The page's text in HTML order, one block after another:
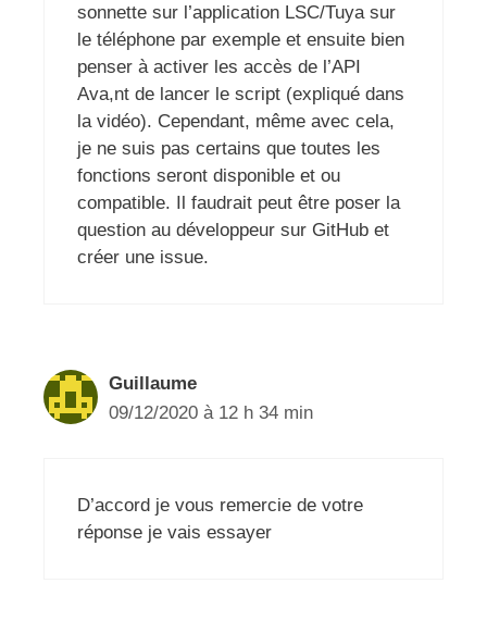
sonnette sur l’application LSC/Tuya sur
le téléphone par exemple et ensuite bien
penser à activer les accès de l’API
Ava,nt de lancer le script (expliqué dans
la vidéo). Cependant, même avec cela,
je ne suis pas certains que toutes les
fonctions seront disponible et ou
compatible. Il faudrait peut être poser la
question au développeur sur GitHub et
créer une issue.
Guillaume
09/12/2020 à 12 h 34 min
D’accord je vous remercie de votre
réponse je vais essayer